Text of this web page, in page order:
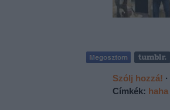
Szólj hozzá! ·
Címkék: haha